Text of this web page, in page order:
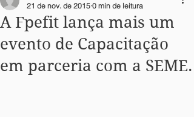
A Fpefit lança mais um
evento de Capacitação
em parceria com a SEME.
21 de nov. de 2015 0 min de leitura